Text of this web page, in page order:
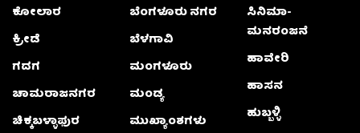
ಕೋಲಾರ
ಕ್ರೀಡೆ
ಗದಗ
ಚಾಮರಾಜನಗರ
ಚಿಕ್ಕಬಳ್ಳಾಫುರ
ಬೆಂಗಳೂರು ನಗರ
ಬೆಳಗಾವಿ
ಮಂಗಳೂರು
ಮಂಡ್ಯ
ಮುಖ್ಯಾಂಶಗಳು
ಸಿನಿಮಾ-
ಮನರಂಜನೆ
ಹಾವೇರಿ
ಹಾಸನ
ಹುಬ್ಬಳ್ಳಿ